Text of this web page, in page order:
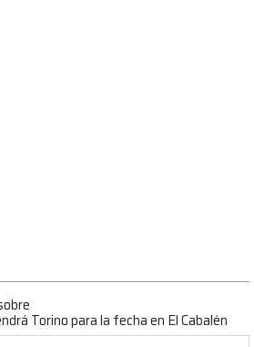
Torino para la fecha en El Cabalén